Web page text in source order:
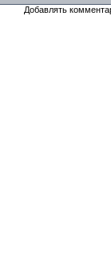
Добавлять